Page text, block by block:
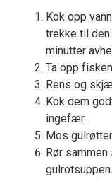
Kok opp
trekke til
minutter
Ta opp
Rens og
Kok dem
ingefær.
Mos
Rør
gulrotsuppen.